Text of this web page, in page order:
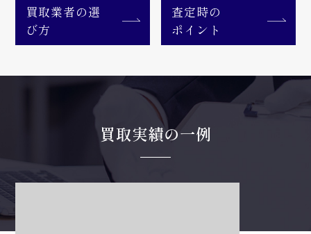
買取業者の選
び方
査定時の
ポイント
買取実績の一例